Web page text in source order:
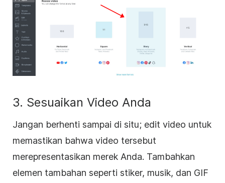
3. Sesuaikan Video Anda
Jangan berhenti sampai di situ; edit video untuk
memastikan bahwa video tersebut
merepresentasikan merek Anda. Tambahkan
elemen tambahan seperti stiker, musik, dan GIF